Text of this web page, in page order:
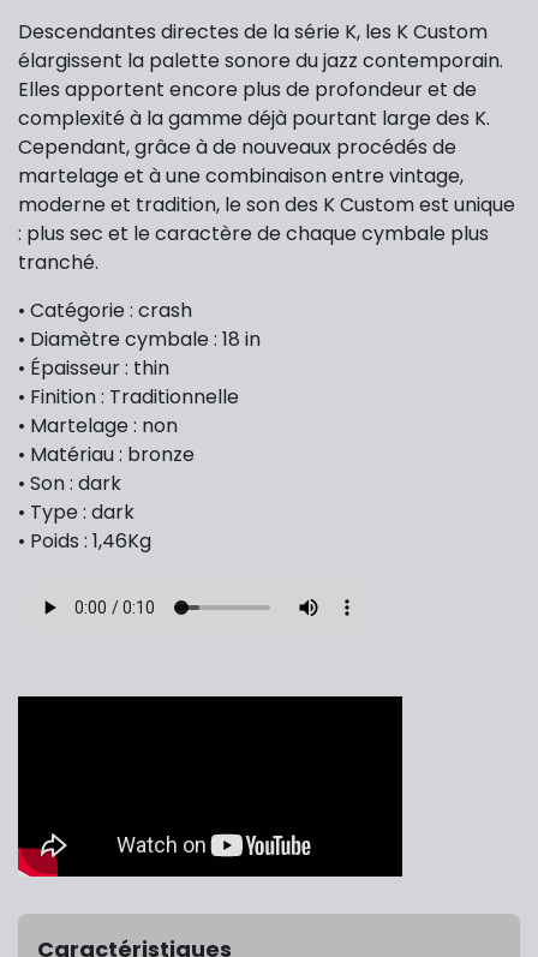
Descendantes directes de la série K, les K Custom
élargissent la palette sonore du jazz contemporain.
Elles apportent encore plus de profondeur et de
complexité à la gamme déjà pourtant large des K.
Cependant, grâce à de nouveaux procédés de
martelage et à une combinaison entre vintage,
moderne et tradition, le son des K Custom est unique
: plus sec et le caractère de chaque cymbale plus
tranché.
• Catégorie : crash
• Diamètre cymbale : 18 in
• Épaisseur : thin
• Finition : Traditionnelle
• Martelage : non
• Matériau : bronze
• Son : dark
• Type : dark
• Poids : 1,46Kg
Caractéristiques